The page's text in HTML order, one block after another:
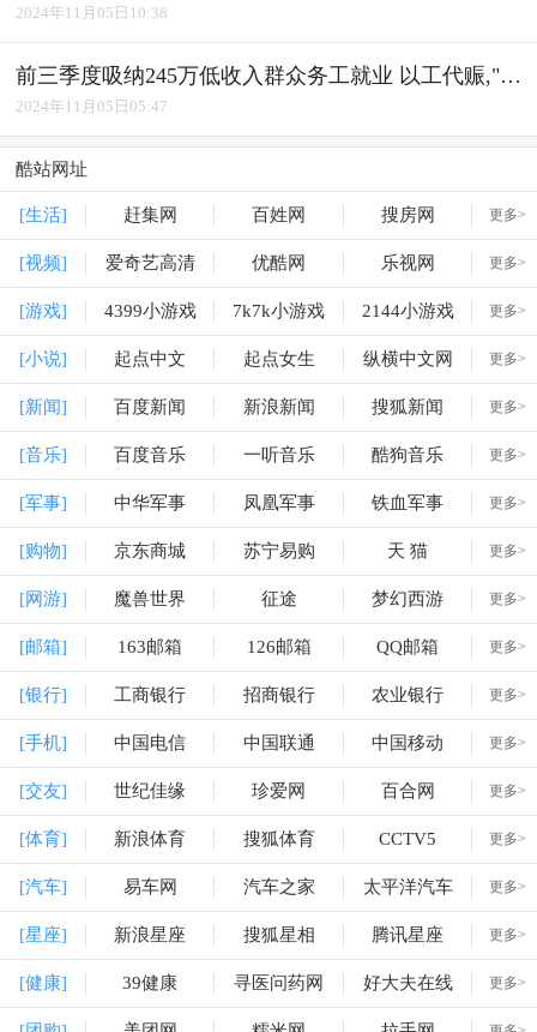
2024年11月05日10:38
前三季度吸纳245万低收入群众务工就业 以工代赈,"赈"出实效
2024年11月05日05:47
酷站网址
[生活] 赶集网 百姓网 搜房网 更多>
[视频] 爱奇艺高清 优酷网 乐视网 更多>
[游戏] 4399小游戏 7k7k小游戏 2144小游戏 更多>
[小说] 起点中文 起点女生 纵横中文网 更多>
[新闻] 百度新闻 新浪新闻 搜狐新闻 更多>
[音乐] 百度音乐 一听音乐 酷狗音乐 更多>
[军事] 中华军事 凤凰军事 铁血军事 更多>
[购物] 京东商城 苏宁易购 天 猫 更多>
[网游] 魔兽世界 征途 梦幻西游 更多>
[邮箱] 163邮箱 126邮箱 QQ邮箱 更多>
[银行] 工商银行 招商银行 农业银行 更多>
[手机] 中国电信 中国联通 中国移动 更多>
[交友] 世纪佳缘 珍爱网 百合网 更多>
[体育] 新浪体育 搜狐体育 CCTV5 更多>
[汽车] 易车网 汽车之家 太平洋汽车 更多>
[星座] 新浪星座 搜狐星相 腾讯星座 更多>
[健康] 39健康 寻医问药网 好大夫在线 更多>